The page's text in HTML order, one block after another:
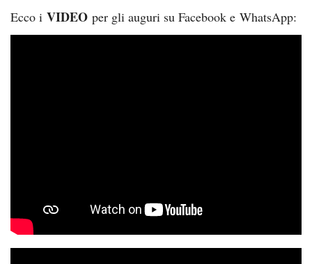
Ecco i VIDEO per gli auguri su Facebook e WhatsApp: